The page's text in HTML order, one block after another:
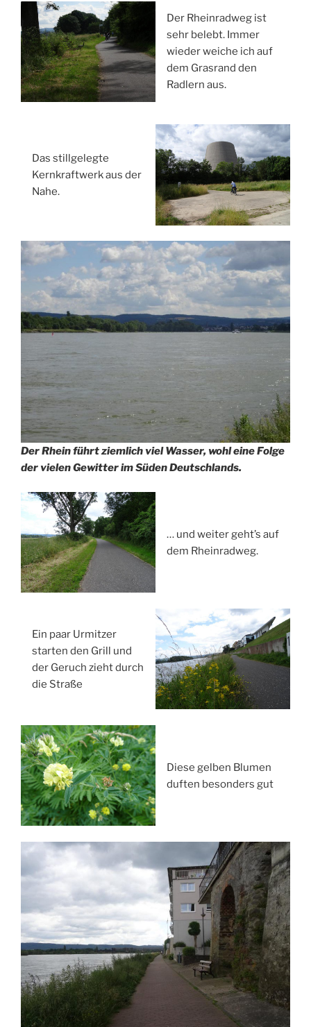
Der Rheinradweg ist
sehr belebt. Immer
wieder weiche ich auf
dem Grasrand den
Radlern aus.
Das stillgelegte
Kernkraftwerk aus der
Nahe.
Der Rhein führt ziemlich viel Wasser, wohl eine Folge
der vielen Gewitter im Süden Deutschlands.
… und weiter geht’s auf
dem Rheinradweg.
Ein paar Urmitzer
starten den Grill und
der Geruch zieht durch
die Straße
Diese gelben Blumen
duften besonders gut